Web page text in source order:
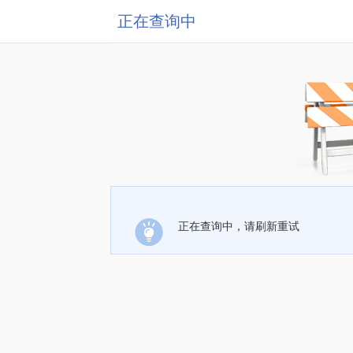
正在查询中
正在查询中，请刷新重试